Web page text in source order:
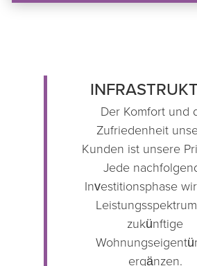
Der Komfort und
Zufriedenheit
Kunden ist unsere
Jede
Investitionsphase
zukünftige
ergänzen.